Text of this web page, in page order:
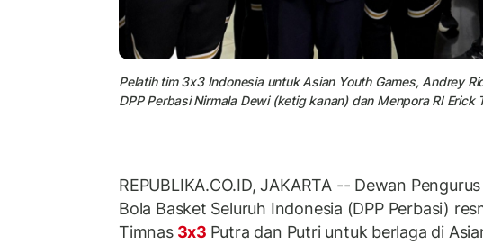
Pelatih tim 3x3 Indonesia untuk Asian Youth Games, Andrey
DPP Perbasi Nirmala Dewi (ketig kanan) dan Menpora RI Erick
REPUBLIKA.CO.ID, JAKARTA -- Dewan
Bola Basket Seluruh Indonesia (DPP Perbasi)
Timnas3x3 Putra dan Putri untuk berlaga di